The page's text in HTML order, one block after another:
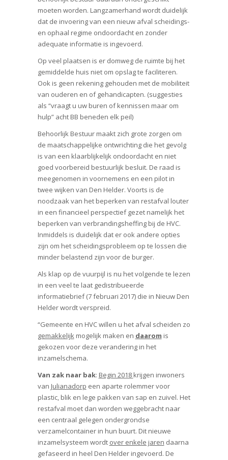
moeten worden. Langzamerhand wordt duidelijk
dat de invoering van een nieuw afval scheidings-
en ophaal regime ondoordacht en zonder
adequate informatie is ingevoerd.
Op veel plaatsen is er domweg de ruimte bij het
gemiddelde huis niet om opslag te faciliteren.
Ook is geen rekening gehouden met de mobiliteit
van ouderen en of gehandicapten. (suggesties
als “vraagt u uw buren of kennissen maar om
hulp” acht BB beneden elk peil)
Behoorlijk Bestuur maakt zich grote zorgen om
de maatschappelijke ontwrichting die het gevolg
is van een klaarblijkelijk ondoordacht en niet
goed voorbereid bestuurlijk besluit. De raad is
meegenomen in voornemens en een pilot in
twee wijken van Den Helder. Voorts is de
noodzaak van het beperken van restafval louter
in een financieel perspectief gezet namelijk het
beperken van verbrandingsheffing bij de HVC.
Inmiddels is duidelijk dat er ook andere opties
zijn om het scheidingsprobleem op te lossen die
minder belastend zijn voor de burger.
Als klap op de vuurpijl is nu het volgende te lezen
in een veel te laat gedistribueerde
informatiebrief (7 februari 2017) die in Nieuw Den
Helder wordt verspreid.
“Gemeente en HVC willen u het afval scheiden zo
gemakkelijkmogelijk maken en daarom is
gekozen voor deze verandering in het
inzamelschema.
Van zak naar bak: Begin 2018 krijgen inwoners
van Julianadorp een aparte rolemmer voor
plastic, blik en lege pakken van sap en zuivel. Het
restafval moet dan worden weggebracht naar
een centraal gelegen ondergrondse
verzamelcontainer in hun buurt. Dit nieuwe
inzamelsysteem wordt over enkele jaren daarna
gefaseerd in heel Den Helder ingevoerd. De